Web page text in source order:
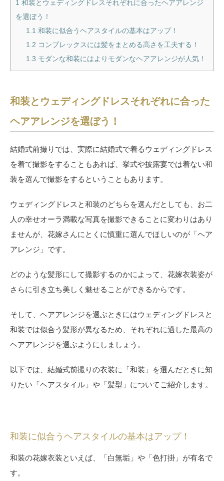
1 和装とウェディングドレスそれぞれに合ったヘアアレンジ
を選ぼう！
1.1 和装に似合うヘアスタイルの基本はアップ！
1.2 コンプレックスには髪をまとめる高さを工夫する！
1.3 モダンな和装にはよりモダンなヘアアレンジが人気！
和装とウェディングドレスそれぞれに合った
ヘアアレンジを選ぼう！
結婚式前撮りでは、実際に結婚式で着るウェディングドレス
を着て撮影をすることもあれば、挙式や披露宴では着ない和
装を選んで撮影をするということもあります。
ウェディングドレスと和装のどちらを選んだとしても、お二
人の幸せオーラ満載な写真を撮影できることに変わりはあり
ませんが、花嫁さんにとくに慎重に選んでほしいのが「ヘア
アレンジ」です。
どのような髪形にして撮影するのかによって、花嫁衣装姿が
さらに引き立ち美しく魅せることができるからです。
そして、ヘアアレンジを選ぶときにはウェディングドレスと
和装では似合う髪形が異なるため、それぞれに適した最高の
ヘアアレンジを選ぶようにしましょう。
以下では、結婚式前撮りの衣装に「和装」を選んだときに知
りたい「ヘアスタイル」や「髪型」についてご紹介します。
和装に似合うヘアスタイルの基本はアップ！
和装の花嫁衣装といえば、「白無垢」や「色打掛」が有名で
す。